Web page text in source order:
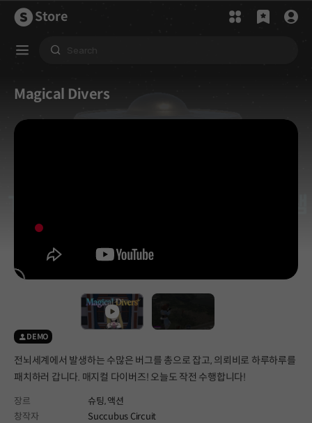
Store
Magical Divers
DEMO
전뇌세계에서 발생하는 수많은 버그를 총으로 잡고, 의뢰비로 하루하루를
패치하러 갑니다. 매지컬 다이버즈! 오늘도 작전 수행합니다!
장르 슈팅,액션
창작자
Succubus Circuit